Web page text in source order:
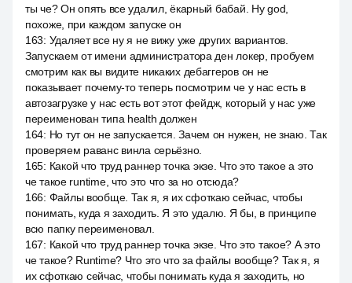
ты че? Он опять все удалил, ёкарный бабай. Ну god,
похоже, при каждом запуске он
163: Удаляет все ну я не вижу уже других вариантов.
Запускаем от имени администратора ден локер, пробуем
смотрим как вы видите никаких дебаггеров он не
показывает почему-то теперь посмотрим че у нас есть в
автозагрузке у нас есть вот этот фейдж, который у нас уже
переименован типа health должен
164: Но тут он не запускается. Зачем он нужен, не знаю. Так
проверяем раванс винла серьёзно.
165: Какой что труд раннер точка экзе. Что это такое а это
че такое runtime, что это что за но отсюда?
166: Файлы вообще. Так я, я их сфоткаю сейчас, чтобы
понимать, куда я заходить. Я это удалю. Я бы, в принципе
всю папку переименовал.
167: Какой что труд раннер точка экзе. Что это такое? А это
че такое? Runtime? Что это что за файлы вообще? Так я, я
их сфоткаю сейчас, чтобы понимать куда я заходить, но